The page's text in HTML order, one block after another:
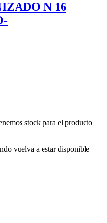
N 16
stock para el producto
vuelva a estar disponible